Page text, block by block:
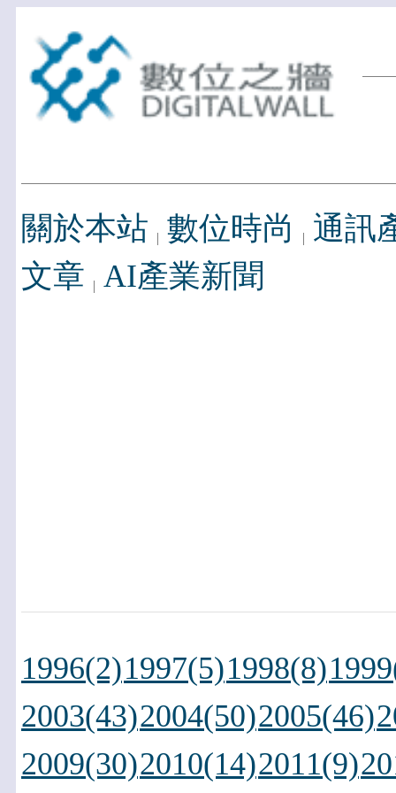
關於本站 數位時尚
通訊
文章 AI產業新聞
1996(2)1997(5)1998(8)
2003(43)2004(50)2005(46)
2009(30)2010(14)2011(9)